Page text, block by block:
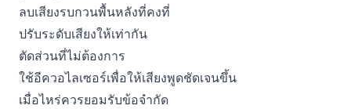
ลบเสียงรบกวนพื้นหลังที่คงที่
ปรับระดับเสียงให้เท่ากัน
ตัดส่วนที่ไม่ต้องการ
ใช้อีควอไลเซอร์เพื่อให้เสียงพูดชัดเจนขึ้น
เมื่อไหร่ควรยอมรับข้อจำกัด